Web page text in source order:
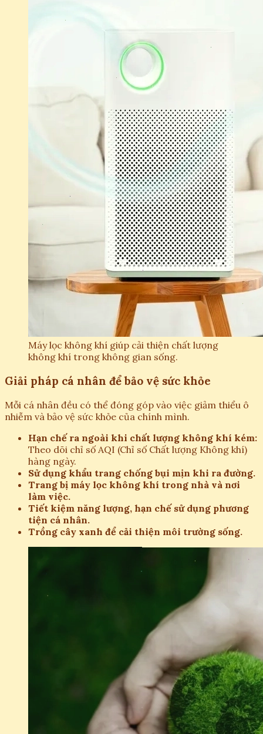
Máy lọc không khí giúp cải thiện chất lượng
không khí trong không gian sống.
Giải pháp cá nhân để bảo vệ sức khỏe
Mỗi cá nhân đều có thể đóng góp vào việc giảm thiểu ô
nhiễm và bảo vệ sức khỏe của chính mình.
Hạn chế ra ngoài khi chất lượng không khí kém:
Theo dõi chỉ số AQI (Chỉ số Chất lượng Không khí)
hàng ngày.
Sử dụng khẩu trang chống bụi mịn khi ra đường.
Trang bị máy lọc không khí trong nhà và nơi
làm việc.
Tiết kiệm năng lượng, hạn chế sử dụng phương
tiện cá nhân.
Trồng cây xanh để cải thiện môi trường sống.